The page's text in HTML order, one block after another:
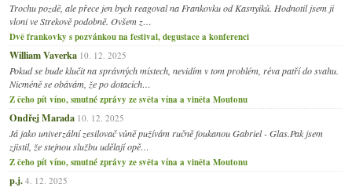
Trochu pozdě, ale přece jen bych reagoval na Frankovku od Kasnyiků. Hodnotil jsem ji
vloni ve Strekově podobně. Ovšem z…
Dvě frankovky s pozvánkou na festival, degustace a konferenci
William Vaverka 10. 12. 2025
Pokud se bude klučit na správných místech, nevidím v tom problém, réva patří do svahu.
Nicméně se obávám, že po dotacích…
Z čeho pít víno, smutné zprávy ze světa vína a viněta Moutonu
Ondřej Marada 10. 12. 2025
Já jako univerzální zesilovač vůně pužívám ručně foukanou Gabriel - Glas.Pak jsem
zjistil, že stejnou službu udělají opě…
Z čeho pít víno, smutné zprávy ze světa vína a viněta Moutonu
p.j. 4. 12. 2025